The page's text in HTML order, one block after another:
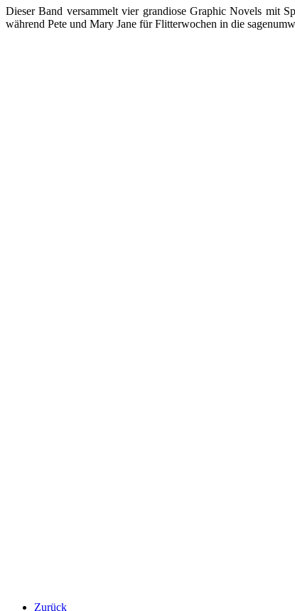
Dieser Band versammelt vier grandiose Graphic Novels mit
während Pete und Mary Jane für Flitterwochen in die
Zurück